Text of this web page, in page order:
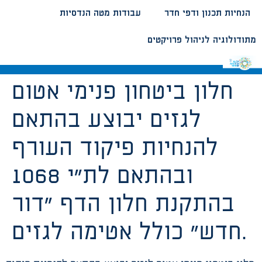
עבודות מטה הנדסיות הנחיות תכנון ודפי חדר
מתודולוגיה לניהול פרויקטים
חלון ביטחון פנימי אטום
לגזים יבוצע בהתאם
להנחיות פיקוד העורף
ובהתאם לת”י 1068
בהתקנת חלון הדף “דור
חדש” כולל אטימה לגזים.